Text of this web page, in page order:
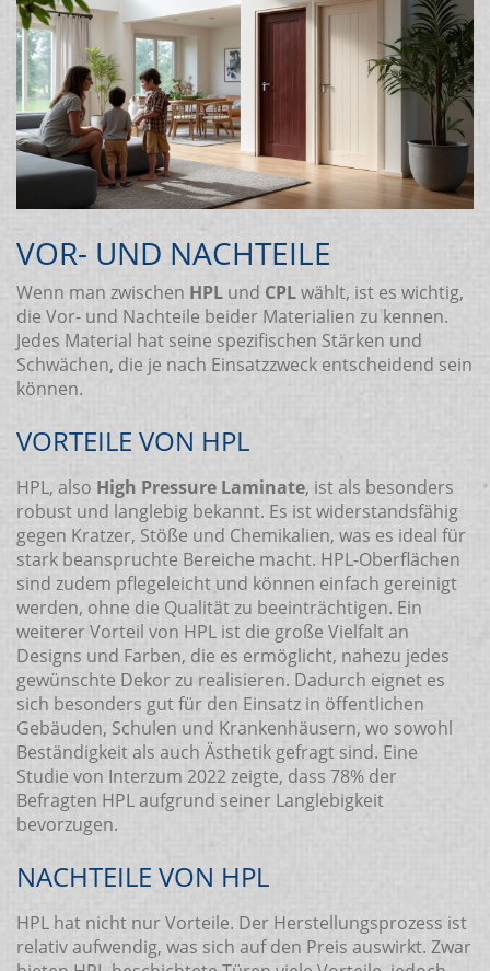
VOR- UND NACHTEILE
Wenn man zwischen HPL und CPLwählt, ist es wichtig,
die Vor- und Nachteile beider Materialien zu kennen.
Jedes Material hat seine spezifischen Stärken und
Schwächen, die je nach Einsatzzweck entscheidend sein
können.
VORTEILE VON HPL
HPL, also High Pressure Laminate, ist als besonders
robust und langlebig bekannt. Es ist widerstandsfähig
gegen Kratzer, Stöße und Chemikalien, was es ideal für
stark beanspruchte Bereiche macht. HPL-Oberflächen
sind zudem pflegeleicht und können einfach gereinigt
werden, ohne die Qualität zu beeinträchtigen. Ein
weiterer Vorteil von HPL ist die große Vielfalt an
Designs und Farben, die es ermöglicht, nahezu jedes
gewünschte Dekor zu realisieren. Dadurch eignet es
sich besonders gut für den Einsatz in öffentlichen
Gebäuden, Schulen und Krankenhäusern, wo sowohl
Beständigkeit als auch Ästhetik gefragt sind. Eine
Studie von Interzum 2022 zeigte, dass 78% der
Befragten HPL aufgrund seiner Langlebigkeit
bevorzugen.
NACHTEILE VON HPL
HPL hat nicht nur Vorteile. Der Herstellungsprozess ist
relativ aufwendig, was sich auf den Preis auswirkt. Zwar